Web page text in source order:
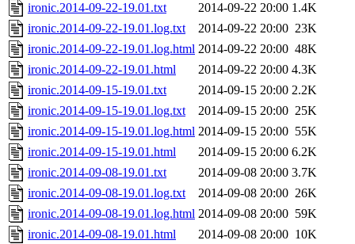
ironic.2014-09-22-19.01.txt
2014-09-22 20:00 1.4K
ironic.2014-09-22-19.01.log.txt
2014-09-22 20:00 23K
ironic.2014-09-22-19.01.log.html 2014-09-22 20:00 48K
ironic.2014-09-22-19.01.html
2014-09-22 20:00 4.3K
ironic.2014-09-15-19.01.txt
2014-09-15 20:00 2.2K
ironic.2014-09-15-19.01.log.txt
2014-09-15 20:00 25K
ironic.2014-09-15-19.01.log.html 2014-09-15 20:00 55K
ironic.2014-09-15-19.01.html
2014-09-15 20:00 6.2K
ironic.2014-09-08-19.01.txt
2014-09-08 20:00 3.7K
ironic.2014-09-08-19.01.log.txt
2014-09-08 20:00 26K
ironic.2014-09-08-19.01.log.html 2014-09-08 20:00 59K
ironic.2014-09-08-19.01.html
2014-09-08 20:00 10K